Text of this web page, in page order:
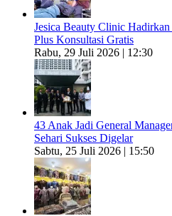
Jesica Beauty Clinic
Plus Konsultasi Gratis
Rabu, 29 Juli 2026 | 12:30
43 Anak Jadi General
Sehari Sukses Digelar
Sabtu, 25 Juli 2026 | 15:50